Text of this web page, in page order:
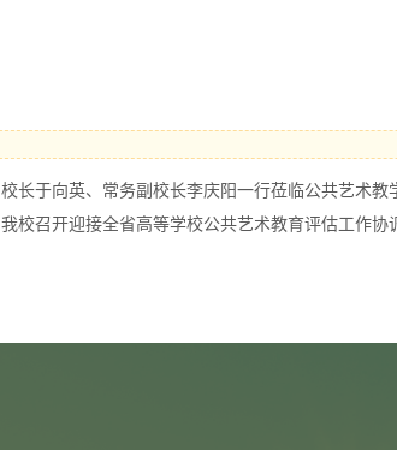
校长于向英、常务副校长李庆阳一行莅临公共艺术教
我校召开迎接全省高等学校公共艺术教育评估工作协